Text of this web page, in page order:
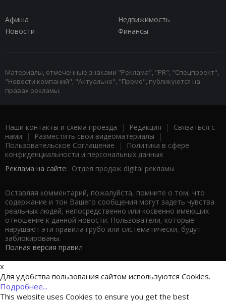
Афиша
Недвижимость
Новости
Финансы
Материалы, отмеченные знаками "Реклама", "PR", "Спецпроект",
"Новости компаний", "Актуально", "Промо", публикуются на
правах рекламы.
Наши контакты и схема проезда | Редакция | Связаться с
нами | Разместить свои видеоматериалы |
Пользовательское Соглашение |
Политика в сфере
конфиденциальности и персональных данных
Реклама на сайте: Отдел продаж digital рекламы
Оставляя комментарий, пожалуйста, помните о том, что
содержание и тон Вашего сообщения могут задеть чувства
реальных людей, непосредственно или косвенно имеющих
отношение к данной новости. Пользователи, которые
нарушают эти правила грубо или систематически, будут
заблокированы.
Полная версия правил
x
Для удобства пользования сайтом используются Cookies.
Подробнее...
This website uses Cookies to ensure you get the best